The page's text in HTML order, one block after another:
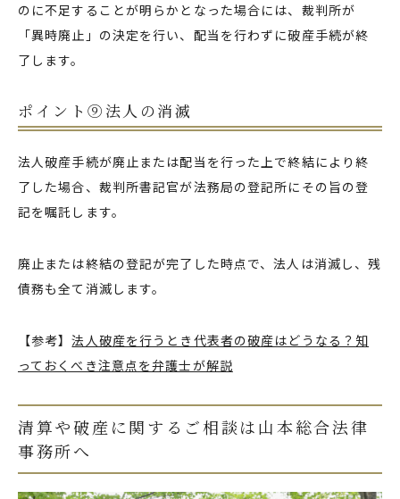
のに不足することが明らかとなった場合には、裁判所が
「異時廃止」の決定を行い、配当を行わずに破産手続が終
了します。
ポイント⑨法人の消滅
法人破産手続が廃止または配当を行った上で終結により終
了した場合、裁判所書記官が法務局の登記所にその旨の登
記を嘱託します。
廃止または終結の登記が完了した時点で、法人は消滅し、残
債務も全て消滅します。
【参考】法人破産を行うとき代表者の破産はどうなる？知
っておくべき注意点を弁護士が解説
清算や破産に関するご相談は山本総合法律
事務所へ